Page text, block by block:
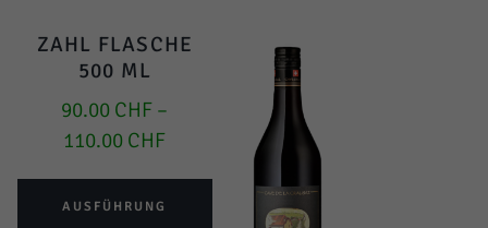
ZAHL FLASCHE
500 ML
90.00 CHF –
110.00 CHF
AUSFÜHRUNG